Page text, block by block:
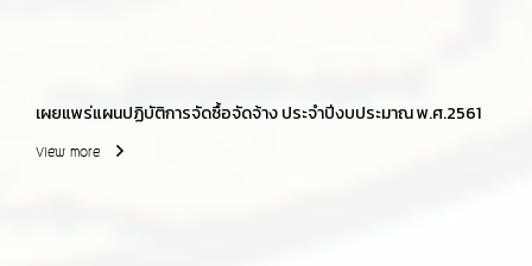
เผยแพร่แผนปฏิบัติการจัดซื้อจัดจ้าง ประจำปีงบประมาณ พ.ศ.2561
View more